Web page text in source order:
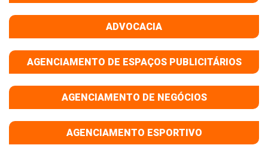
ADVOCACIA
AGENCIAMENTO DE ESPAÇOS PUBLICITÁRIOS
AGENCIAMENTO DE NEGÓCIOS
AGENCIAMENTO ESPORTIVO